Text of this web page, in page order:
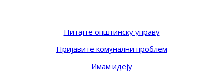
Питајте општинску управу
Пријавите комунални проблем
Имам идеју